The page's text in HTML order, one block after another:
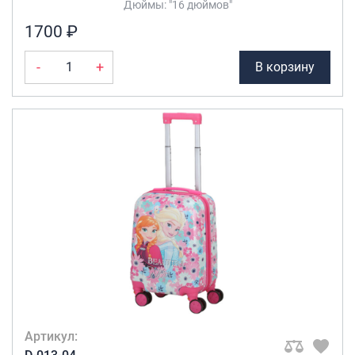
Сумки колесные
Сумки спортивные
Сумки деловые
Сумки поясные
Сумки пляжные
Сумки для ноутбуков
Сумки-тележки хозяйственные
Сумки-рюкзаки на колёсах
Сумки детские
Рюкзаки
Рюкзаки городские
Дюймы: "16 дюймов"
1700 ₽
- + В корзину
Артикул: